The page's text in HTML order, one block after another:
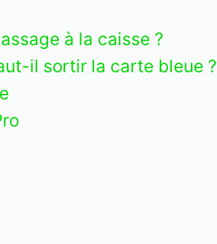
à la caisse ?
il sortir la carte bleue ?